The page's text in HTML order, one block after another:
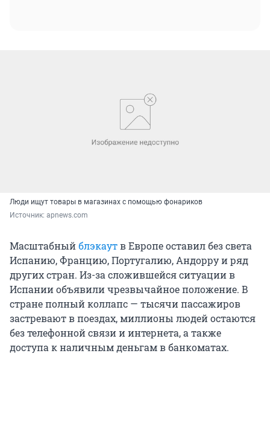
Люди ищут товары в магазинах с помощью фонариков
Источник: apnews.com
Масштабныйблэкаутв Европе оставил без света
Испанию, Францию, Португалию, Андорру и ряд
других стран. Из-за сложившейся ситуации в
Испании объявили чрезвычайное положение. В
стране полный коллапс — тысячи пассажиров
застревают в поездах, миллионы людей остаются
без телефонной связи и интернета, а также
доступа к наличным деньгам в банкоматах.